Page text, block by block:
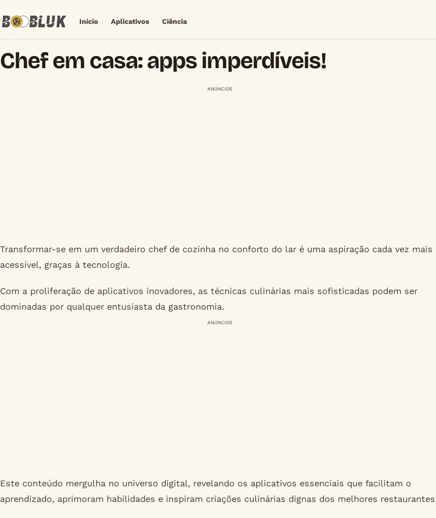
Início Aplicativos Ciência
Chef em casa: apps imperdíveis!
ANÚNCIOS
Transformar-se em um verdadeiro chef de cozinha no conforto do lar é uma aspiração cada vez mais
acessível, graças à tecnologia.
Com a proliferação de aplicativos inovadores, as técnicas culinárias mais sofisticadas podem ser
dominadas por qualquer entusiasta da gastronomia.
ANÚNCIOS
Este conteúdo mergulha no universo digital, revelando os aplicativos essenciais que facilitam o
aprendizado, aprimoram habilidades e inspiram criações culinárias dignas dos melhores